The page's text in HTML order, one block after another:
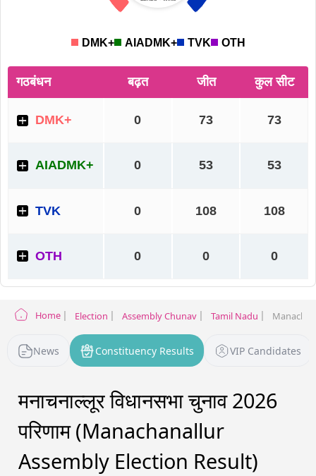
Home Election Assembly Chunav Tamil Nadu
News Constituency Results VIP Candidates
मनाचनाल्लूर विधानसभा चुनाव 2026
परिणाम (Manachanallur
Assembly Election Result)